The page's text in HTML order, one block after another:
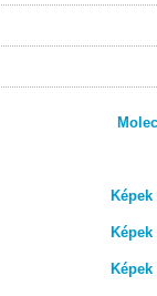
Képek
Képek
Képek